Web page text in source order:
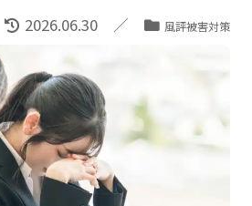
2026.06.30 風評被害対策